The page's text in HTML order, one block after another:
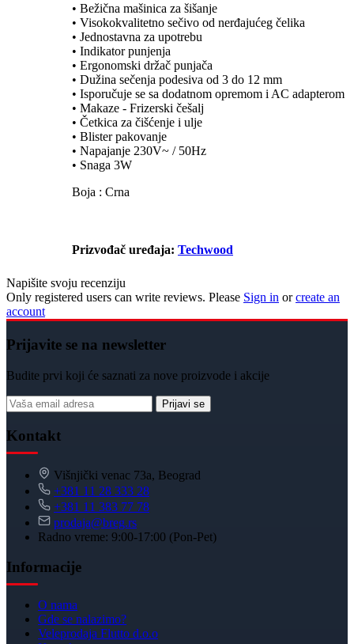
• Bežična mašinica za šišanje
• Visokokvalitetno sečivo od nerđajućeg čelika
• Jednostavna za upotrebu
• Indikator punjenja
• Ergonomski držač punjača
• Dužina sečenja podesiva od 3 do 12 mm
• Isporučuje se sa dodatnom opremom i AC adapterom
• Makaze - Frizerski češalj
• Četkica za čišćenje i ulje
• Blister pakovanje
• Napajanje 230V~ / 50Hz
• Snaga 3W
Boja : Crna
Prizvođač uređaja: Techwood
Napišite svoju recenziju
Only registered users can write reviews. Please Sign in orcreate an
account
Prijavite se na newsletter
Budite prvi koji će saznati za nove proizvode i akcije
Prijavi se
Kontakt
Višnjički venac 73a, Beograd
+381 11 28 333 28
+381 11 383 77 78
prodaja@breg.rs
Radno vreme: 9:00-17:00 (Pon-Pet)
Informacije
O nama
Gde se nalazimo?
Veleprodaja Flutto d.o.o